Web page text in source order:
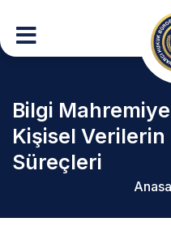
Bilgi
Kişisel Verilerin
Süreçleri